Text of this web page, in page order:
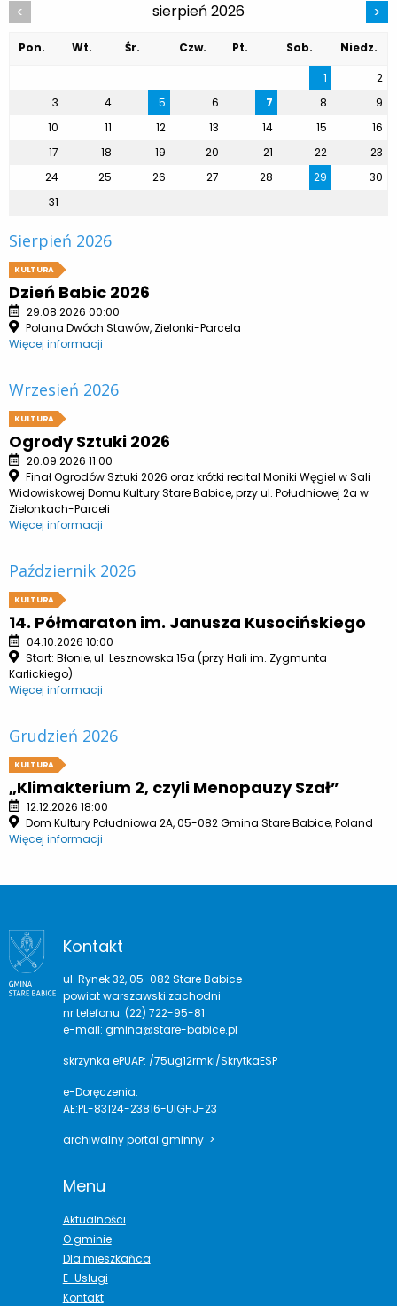
< sierpień 2026 >
Pon. Wt. Śr. Czw. Pt. Sob.
Niedz.
1
2
3
4 5 6 7 8
9
10
11 12 13 14 15
16
17
18 19 20 21 22
23
24
25 26 27 28 29
30
31
Sierpień 2026
KULTURA
Dzień Babic 2026
29.08.2026 00:00
Polana Dwóch Stawów, Zielonki-Parcela
Więcej informacji
Wrzesień 2026
KULTURA
Ogrody Sztuki 2026
20.09.2026 11:00
Finał Ogrodów Sztuki 2026 oraz krótki recital Moniki Węgiel w Sali
Widowiskowej Domu Kultury Stare Babice, przy ul. Południowej 2a w
Zielonkach-Parceli
Więcej informacji
Październik 2026
KULTURA
14. Półmaraton im. Janusza Kusocińskiego
04.10.2026 10:00
Start: Błonie, ul. Lesznowska 15a (przy Hali im. Zygmunta
Karlickiego)
Więcej informacji
Grudzień 2026
KULTURA
„Klimakterium 2, czyli Menopauzy Szał”
12.12.2026 18:00
Dom Kultury Południowa 2A, 05-082 Gmina Stare Babice, Poland
Więcej informacji
Kontakt
ul. Rynek 32, 05-082 Stare Babice
powiat warszawski zachodni
nr telefonu: (22) 722-95-81
e-mail: gmina@stare-babice.pl
skrzynka ePUAP: /75ug12rmki/SkrytkaESP
e-Doręczenia:
AE:PL-83124-23816-UIGHJ-23
archiwalny portal gminny >
Menu
Aktualności
O gminie
Dla mieszkańca
E-Usługi
Kontakt